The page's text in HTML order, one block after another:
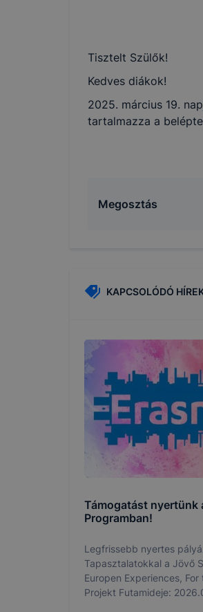
Tisztelt Szülők!
Kedves diákok!
2025. március 19.
tartalmazza a
Megosztás
KAPCSOLÓDÓ
Támogatást nyertünk
Programban!
Legfrissebb nyertes
Tapasztalatokkal a Jövő
Europen Experiences,
Projekt Futamideje: